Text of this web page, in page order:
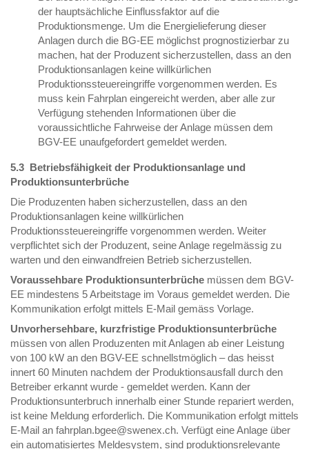
der hauptsächliche Einflussfaktor auf die
Produktionsmenge. Um die Energielieferung dieser
Anlagen durch die BG-EE möglichst prognostizierbar zu
machen, hat der Produzent sicherzustellen, dass an den
Produktionsanlagen keine willkürlichen
Produktionssteuereingriffe vorgenommen werden. Es
muss kein Fahrplan eingereicht werden, aber alle zur
Verfügung stehenden Informationen über die
voraussichtliche Fahrweise der Anlage müssen dem
BGV-EE unaufgefordert gemeldet werden.
5.3 Betriebsfähigkeit der Produktionsanlage und
Produktionsunterbrüche
Die Produzenten haben sicherzustellen, dass an den
Produktionsanlagen keine willkürlichen
Produktionssteuereingriffe vorgenommen werden. Weiter
verpflichtet sich der Produzent, seine Anlage regelmässig zu
warten und den einwandfreien Betrieb sicherzustellen.
Voraussehbare Produktionsunterbrüche müssen dem BGV-
EE mindestens 5 Arbeitstage im Voraus gemeldet werden. Die
Kommunikation erfolgt mittels E-Mail gemäss Vorlage.
Unvorhersehbare, kurzfristige Produktionsunterbrüche
müssen von allen Produzenten mit Anlagen ab einer Leistung
von 100 kW an den BGV-EE schnellstmöglich – das heisst
innert 60 Minuten nachdem der Produktionsausfall durch den
Betreiber erkannt wurde - gemeldet werden. Kann der
Produktionsunterbruch innerhalb einer Stunde repariert werden,
ist keine Meldung erforderlich. Die Kommunikation erfolgt mittels
E-Mail an fahrplan.bgee@swenex.ch. Verfügt eine Anlage über
ein automatisiertes Meldesystem, sind produktionsrelevante